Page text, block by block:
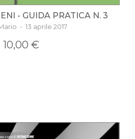
- GUIDA PRATICA N. 3
- 13 aprile 2017
10,00 €